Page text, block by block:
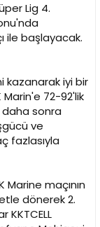
Lig 4.
ile başlayacak.
kazanarak iyi bir
Marin'e 72-92'lik
daha sonra
ve
fazlasıyla
maçının
dönerek 2.